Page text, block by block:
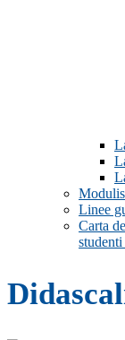
Linee
Carta